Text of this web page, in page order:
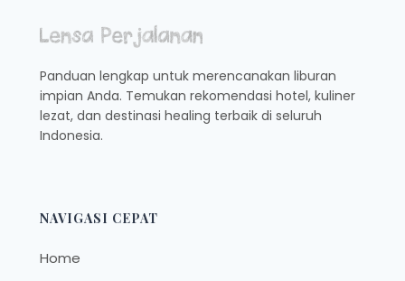
Panduan lengkap untuk merencanakan liburan
impian Anda. Temukan rekomendasi hotel, kuliner
lezat, dan destinasi healing terbaik di seluruh
Indonesia.
NAVIGASI CEPAT
Home